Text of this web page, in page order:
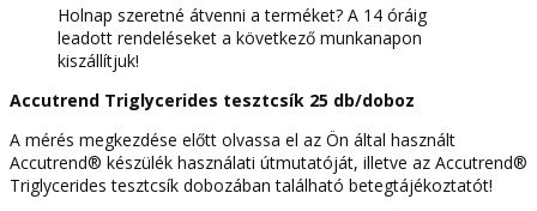
db/doboz
mennyiség
Holnap szeretné átvenni a terméket? A 14 óráig
leadott rendeléseket a következő munkanapon
kiszállítjuk!
Accutrend Triglycerides tesztcsík 25 db/doboz
A mérés megkezdése előtt olvassa el az Ön által használt
Accutrend® készülék használati útmutatóját, illetve az Accutrend®
Triglycerides tesztcsík dobozában található betegtájékoztatót!